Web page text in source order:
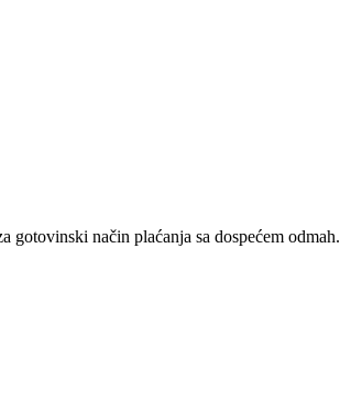
gotovinski način plaćanja sa dospećem odmah.